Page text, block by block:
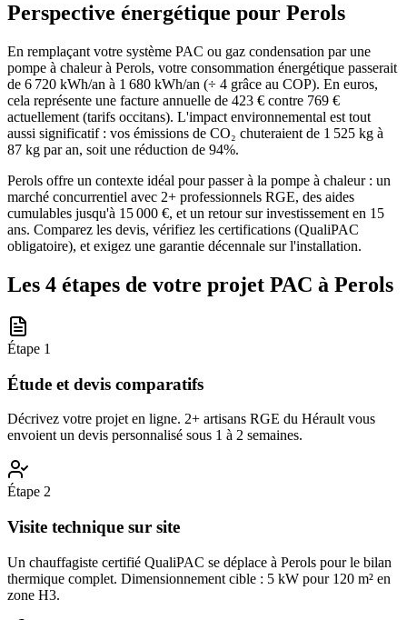
Perspective énergétique pour Perols
En remplaçant votre système PAC ou gaz condensation par une
pompe à chaleur à Perols, votre consommation énergétique passerait
de 6 720 kWh/an à 1 680 kWh/an (÷ 4 grâce au COP). En euros,
cela représente une facture annuelle de 423 € contre 769 €
actuellement (tarifs occitans). L'impact environnemental est tout
aussi significatif : vos émissions de CO₂ chuteraient de 1 525 kg à
87 kg par an, soit une réduction de 94%.
Perols offre un contexte idéal pour passer à la pompe à chaleur : un
marché concurrentiel avec 2+ professionnels RGE, des aides
cumulables jusqu'à 15 000 €, et un retour sur investissement en 15
ans. Comparez les devis, vérifiez les certifications (QualiPAC
obligatoire), et exigez une garantie décennale sur l'installation.
Les 4 étapes de votre projet PAC à Perols
Étape 1
Étude et devis comparatifs
Décrivez votre projet en ligne. 2+ artisans RGE du Hérault vous
envoient un devis personnalisé sous 1 à 2 semaines.
Étape 2
Visite technique sur site
Un chauffagiste certifié QualiPAC se déplace à Perols pour le bilan
thermique complet. Dimensionnement cible : 5 kW pour 120 m² en
zone H3.